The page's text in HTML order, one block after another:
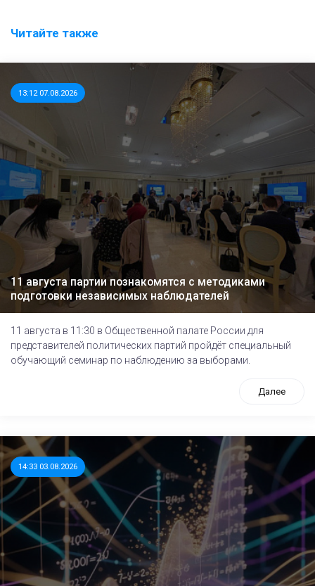
Читайте также
13:12 07.08.2026
11 августа партии познакомятся с методиками
подготовки независимых наблюдателей
11 августа в 11:30 в Общественной палате России для
представителей политических партий пройдёт специальный
обучающий семинар по наблюдению за выборами.
Далее
14:33 03.08.2026